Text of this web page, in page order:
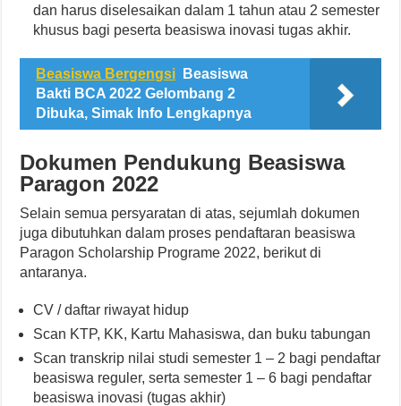
dan harus diselesaikan dalam 1 tahun atau 2 semester
khusus bagi peserta beasiswa inovasi tugas akhir.
Beasiswa Bergengsi
Beasiswa
Bakti BCA 2022 Gelombang 2
Dibuka, Simak Info Lengkapnya
Dokumen Pendukung Beasiswa
Paragon 2022
Selain semua persyaratan di atas, sejumlah dokumen
juga dibutuhkan dalam proses pendaftaran beasiswa
Paragon Scholarship Programe 2022, berikut di
antaranya.
CV / daftar riwayat hidup
Scan KTP, KK, Kartu Mahasiswa, dan buku tabungan
Scan transkrip nilai studi semester 1 – 2 bagi pendaftar
beasiswa reguler, serta semester 1 – 6 bagi pendaftar
beasiswa inovasi (tugas akhir)